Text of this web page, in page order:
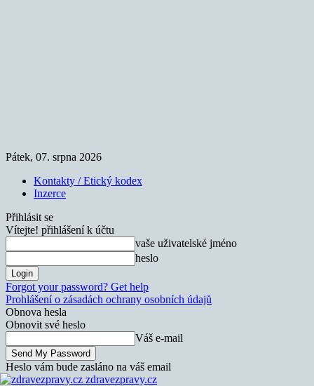
Pátek, 07. srpna 2026
Kontakty / Etický kodex
Inzerce
Přihlásit se
Vítejte! přihlášení k účtu
vaše uživatelské jméno
heslo
Forgot your password? Get help
Prohlášení o zásadách ochrany osobních údajů
Obnova hesla
Obnovit své heslo
Váš e-mail
Heslo vám bude zasláno na váš email
zdravezpravy.cz